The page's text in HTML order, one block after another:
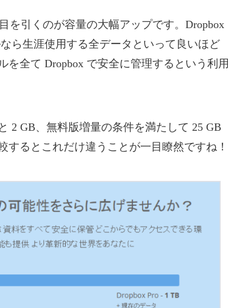
を引くのが容量の大幅アップです。Dropbox
ら生涯使用する全データといって良いほど
を全て Dropbox で安全に管理するという利用
2 GB、無料版増量の条件を満たして 25 GB
するとこれだけ違うことが一目瞭然ですね！